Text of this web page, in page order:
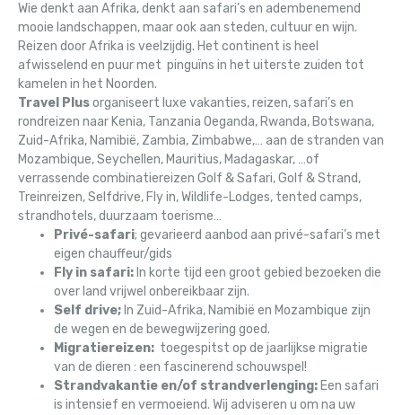
Wie denkt aan Afrika, denkt aan safari’s en adembenemend
mooie landschappen, maar ook aan steden, cultuur en wijn.
Reizen door Afrika is veelzijdig. Het continent is heel
afwisselend en puur met pinguïns in het uiterste zuiden tot
kamelen in het Noorden.
Travel Plusorganiseert luxe vakanties, reizen, safari’s en
rondreizen naar Kenia, Tanzania Oeganda, Rwanda, Botswana,
Zuid-Afrika, Namibië, Zambia, Zimbabwe,… aan de stranden van
Mozambique, Seychellen, Mauritius, Madagaskar, …of
verrassende combinatiereizen Golf & Safari, Golf & Strand,
Treinreizen, Selfdrive, Fly in, Wildlife-Lodges, tented camps,
strandhotels, duurzaam toerisme…
Privé-safari; gevarieerd aanbod aan privé-safari’s met
eigen chauffeur/gids
Fly in safari:In korte tijd een groot gebied bezoeken die
over land vrijwel onbereikbaar zijn.
Self drive;In Zuid-Afrika, Namibië en Mozambique zijn
de wegen en de bewegwijzering goed.
Migratiereizen: toegespitst op de jaarlijkse migratie
van de dieren : een fascinerend schouwspel!
Strandvakantie en/of strandverlenging:Een safari
is intensief en vermoeiend. Wij adviseren u om na uw